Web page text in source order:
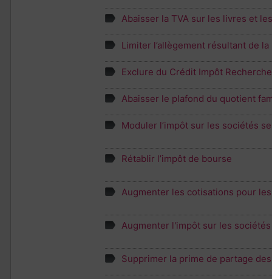
Abaisser la TVA sur les livres et
Limiter l’allègement résultant de
Exclure du Crédit Impôt
Abaisser le plafond du quotient
Moduler l’impôt sur les sociétés
Rétablir l’impôt de bourse
Augmenter les cotisations pour
Augmenter l'impôt sur les
Supprimer la prime de partage